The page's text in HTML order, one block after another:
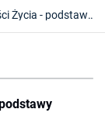
Kwestionariusz Poczucia Jakości Życia - podstawy teoretyczne, opracowanie psychometryczne i zastosowanie testu w populacji 90+